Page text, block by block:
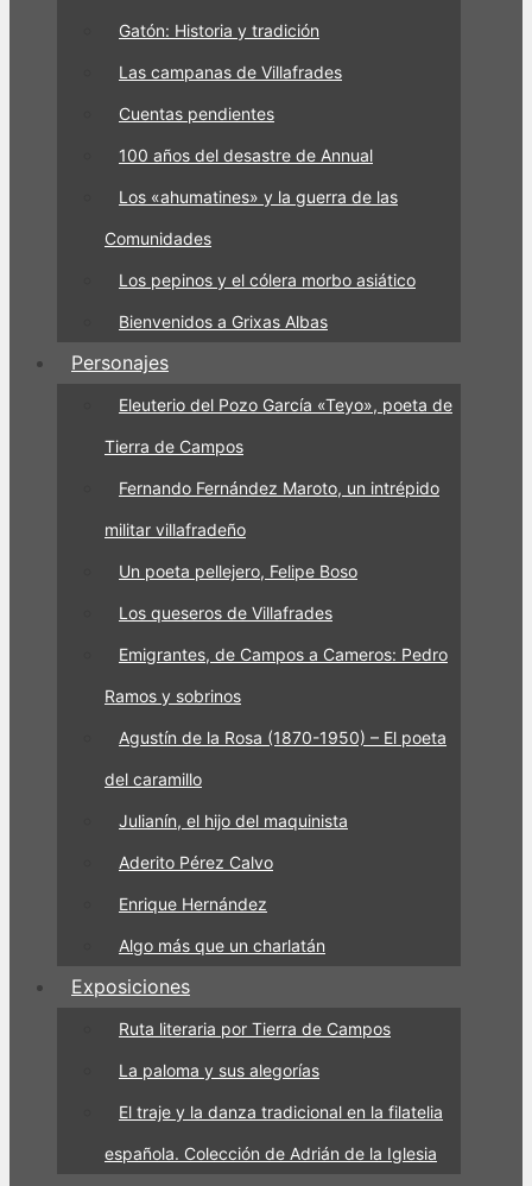
Gatón: Historia y tradición
Las campanas de Villafrades
Cuentas pendientes
100 años del desastre de Annual
Los «ahumatines» y la guerra de las
Comunidades
Los pepinos y el cólera morbo asiático
Bienvenidos a Grixas Albas
Personajes
Eleuterio del Pozo García «Teyo», poeta de
Tierra de Campos
Fernando Fernández Maroto, un intrépido
militar villafradeño
Un poeta pellejero, Felipe Boso
Los queseros de Villafrades
Emigrantes, de Campos a Cameros: Pedro
Ramos y sobrinos
Agustín de la Rosa (1870-1950) – El poeta
del caramillo
Julianín, el hijo del maquinista
Aderito Pérez Calvo
Enrique Hernández
Algo más que un charlatán
Exposiciones
Ruta literaria por Tierra de Campos
La paloma y sus alegorías
El traje y la danza tradicional en la filatelia
española. Colección de Adrián de la Iglesia